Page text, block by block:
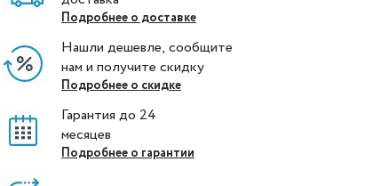
Подробнее о доставке
Нашли дешевле, сообщите
нам и получите скидку
Подробнее о скидке
Гарантия до 24
месяцев
Подробнее о гарантии